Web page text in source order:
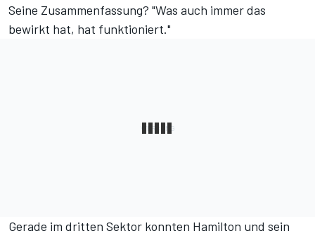
Seine Zusammenfassung? "Was auch immer das
bewirkt hat, hat funktioniert."
Gerade im dritten Sektor konnten Hamilton und sein